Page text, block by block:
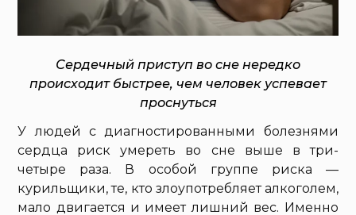
Сердечный приступ во сне нередко
происходит быстрее, чем человек успевает
проснуться
У людей с диагностированными болезнями
сердца риск умереть во сне выше в три-
четыре раза. В особой группе риска —
курильщики, те, кто злоупотребляет алкоголем,
мало двигается и имеет лишний вес. Именно